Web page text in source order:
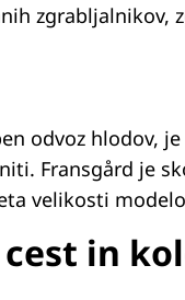
zgrabljalnikov,
odvoz hlodov,
Fransgård je
velikosti
in